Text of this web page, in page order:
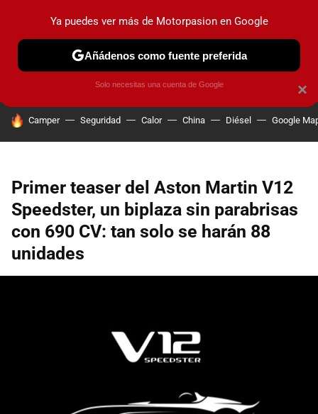
PRUEBAS COCHES ELÉCTRICOS OBSERVATORIO
HOY SE HABLA DE
Camper Seguridad Calor China Diésel Google
Primer teaser del Aston Martin V12
Speedster, un biplaza sin parabrisas
con 690 CV: tan solo se harán 88
unidades
×
Ya puedes ver más de Motorpasion en Google
Añádenos como fuente preferida
Solo necesitas una cuenta de Google